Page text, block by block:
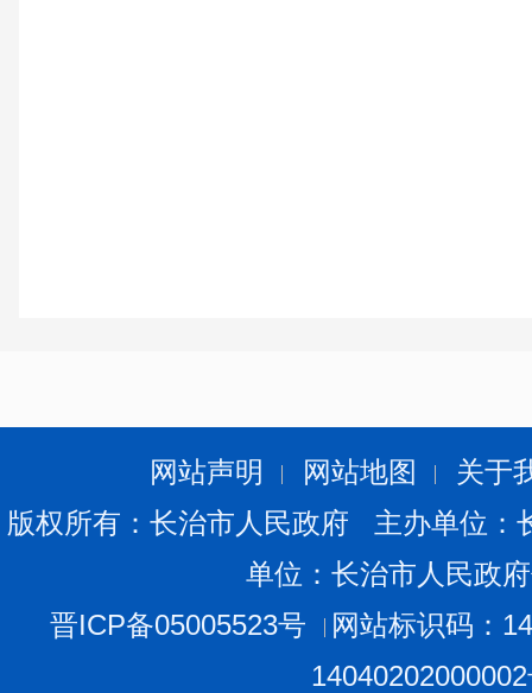
网站声明 网站地图
关于
版权所有：长治市人民政府 主办单位
单位：长治市人民政
晋ICP备05005523号
网站标识码：